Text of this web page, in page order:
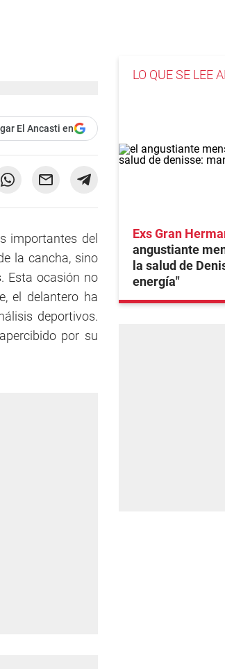
El Ancasti en
importantes del
la cancha, sino
Esta ocasión no
el delantero ha
deportivos.
por su
LO QUE SE LEE
Exs Gran
angustiante
la salud de
energía"